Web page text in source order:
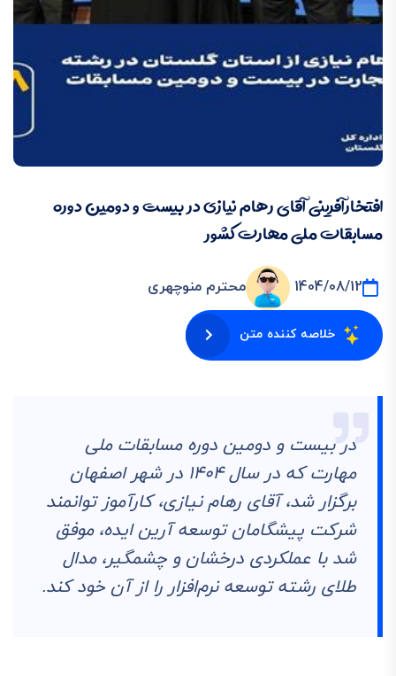
افتخارآفرینی آقای رهام نیازی در بیست و دومین دوره
مسابقات ملی مهارت کشور
1404/08/12 محترم منوچهری
خلاصه کننده متن
در بیست و دومین دوره مسابقات ملی
مهارت که در سال ۱۴۰۴ در شهر اصفهان
برگزار شد، آقای رهام نیازی، کارآموز توانمند
شرکت پیشگامان توسعه آرین ایده، موفق
شد با عملکردی درخشان و چشمگیر، مدال
طلای رشته توسعه نرم‌افزار را از آن خود کند.